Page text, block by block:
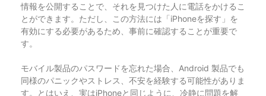
情報を公開することで、それを見つけた人に電話をかけるこ
とができます。ただし、この方法には「iPhoneを探す」を
有効にする必要があるため、事前に確認することが重要で
す。
モバイル製品のパスワードを忘れた場合、Android 製品でも
同様のパニックやストレス、不安を経験する可能性がありま
す。とはいえ、実はiPhoneと同じように、冷静に問題を解